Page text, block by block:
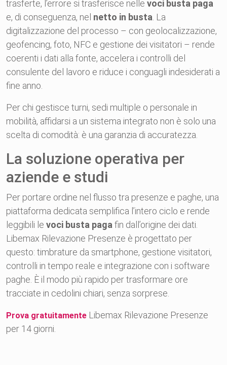
trasferte, l’errore si trasferisce nelle voci busta paga
e, di conseguenza, nel netto in busta . La
digitalizzazione del processo – con geolocalizzazione,
geofencing, foto, NFC e gestione dei visitatori – rende
coerenti i dati alla fonte, accelera i controlli del
consulente del lavoro e riduce i conguagli indesiderati a
fine anno.
Per chi gestisce turni, sedi multiple o personale in
mobilità, affidarsi a un sistema integrato non è solo una
scelta di comodità: è una garanzia di accuratezza.
La soluzione operativa per
aziende e studi
Per portare ordine nel flusso tra presenze e paghe, una
piattaforma dedicata semplifica l’intero ciclo e rende
leggibili le voci busta paga fin dall’origine dei dati.
Libemax Rilevazione Presenze è progettato per
questo: timbrature da smartphone, gestione visitatori,
controlli in tempo reale e integrazione con i software
paghe. È il modo più rapido per trasformare ore
tracciate in cedolini chiari, senza sorprese.
Prova gratuitamente Libemax Rilevazione Presenze
per 14 giorni.